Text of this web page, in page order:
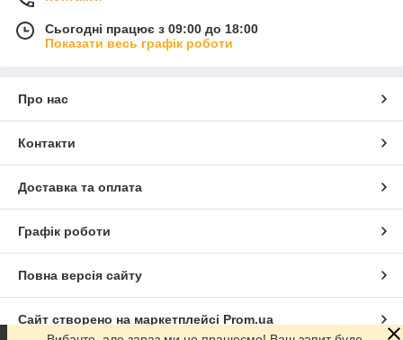
Сьогодні працює з 09:00 до 18:00
Показати весь графік роботи
Про нас
Контакти
Доставка та оплата
Графік роботи
Повна версія сайту
Сайт створено на маркетплейсі Prom.ua